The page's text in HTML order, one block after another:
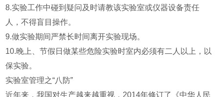
8.实验工作中碰到疑问及时请教该实验室或仪器设备责任
人，不得盲目操作。
9.做实验期间严禁长时间离开实验现场。
10.晚上、节假日做某些危险实验时室内必须有二人以上，以
保实验。
实验室管理之“八防”
近年来，我国对生产越来越重视，2014年修订了《中华人民